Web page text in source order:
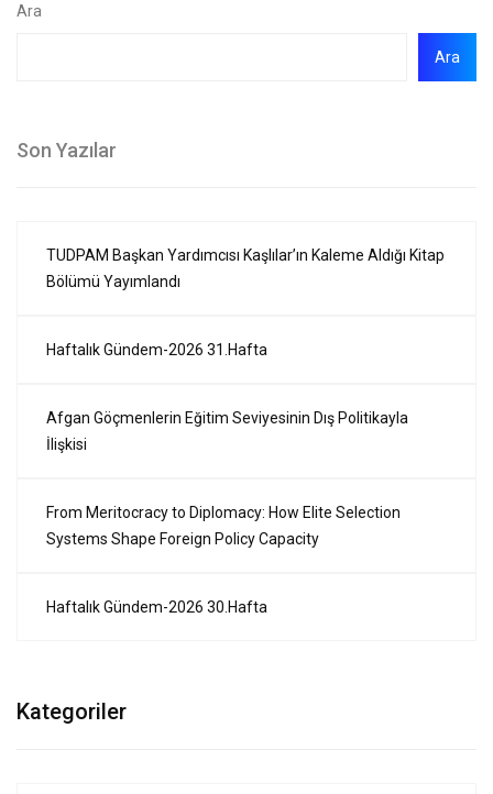
Ara
Ara
Son Yazılar
TUDPAM Başkan Yardımcısı Kaşlılar’ın Kaleme Aldığı Kitap
Bölümü Yayımlandı
Haftalık Gündem-2026 31.Hafta
Afgan Göçmenlerin Eğitim Seviyesinin Dış Politikayla
İlişkisi
From Meritocracy to Diplomacy: How Elite Selection
Systems Shape Foreign Policy Capacity
Haftalık Gündem-2026 30.Hafta
Kategoriler